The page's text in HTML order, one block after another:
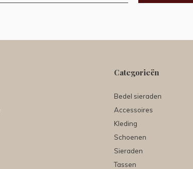
Categorieën
Bedel sieraden
Accessoires
Kleding
Schoenen
Sieraden
Tassen